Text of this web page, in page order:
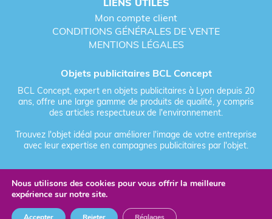
LIENS UTILES
Mon compte client
CONDITIONS GÉNÉRALES DE VENTE
MENTIONS LÉGALES
Objets publicitaires BCL Concept
BCL Concept, expert en objets publicitaires à Lyon depuis 20
ans, offre une large gamme de produits de qualité, y compris
des articles respectueux de l'environnement.
Trouvez l'objet idéal pour améliorer l'image de votre entreprise
avec leur expertise en campagnes publicitaires par l'objet.
© 2026 BCL Concept - Tous droits réservés - Objet Publicitaire
Fièrement forgé par Les Vikings
Nous utilisons des cookies pour vous offrir la meilleure
expérience sur notre site.